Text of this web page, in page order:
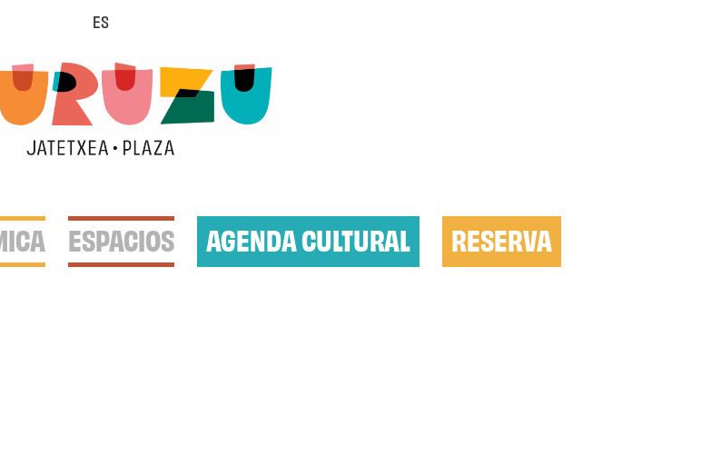
ES
ESPACIOS AGENDA CULTURAL RESERVA